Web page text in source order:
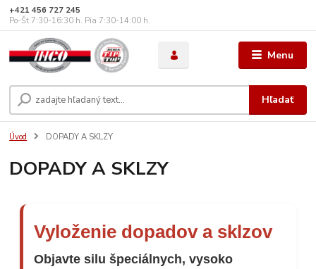
Menu
Hľadať
+421 456 727 245
Po-Št 7:30-16:30 h. Pia 7:30-14:00 h.
Úvod DOPADY A SKLZY
DOPADY A SKLZY
Vyloženie dopadov a sklzov
Objavte silu špeciálnych, vysoko